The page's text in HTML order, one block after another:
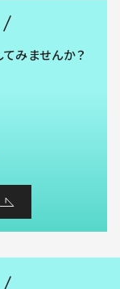
みませんか？